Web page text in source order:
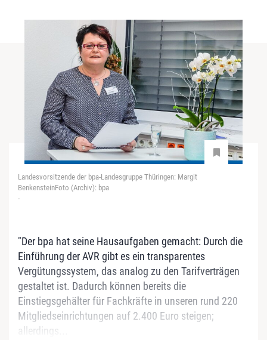
Landesvorsitzende der bpa-Landesgruppe Thüringen: Margit
BenkensteinFoto (Archiv): bpa
-
"Der bpa hat seine Hausaufgaben gemacht: Durch die
Einführung der AVR gibt es ein transparentes
Vergütungssystem, das analog zu den Tarifverträgen
gestaltet ist. Dadurch können bereits die
Einstiegsgehälter für Fachkräfte in unseren rund 220
Mitgliedseinrichtungen auf 2.400 Euro steigen;
allerdings...